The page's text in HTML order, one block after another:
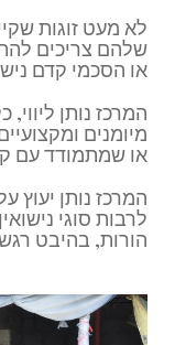
לא מעט זוגות
שלהם צריכים
או הסכמי קדם
המרכז נותן
מיומנים
או שמתמודד עם
המרכז נותן יעוץ
לרבות סוגי
הורות, בהיבט